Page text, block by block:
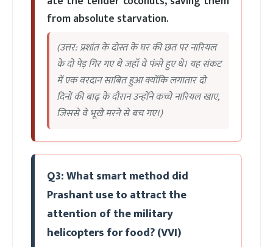
from absolute starvation.
(उत्तर: प्रशांत के दोस्त के घर की छत पर नारियल
के दो पेड़ गिर गए थे जहाँ वे फंसे हुए थे। यह संकट
में एक वरदान साबित हुआ क्योंकि लगातार दो
दिनों की बाढ़ के दौरान उन्होंने कच्चे नारियल खाए,
जिससे वे भूखे मरने से बच गए।)
Q3: What smart method did
Prashant use to attract the
attention of the military
helicopters for food? (VVI)